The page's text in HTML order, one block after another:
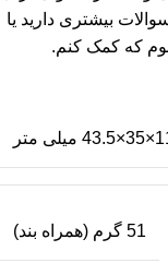
بیشتری دارید یا
که کمک کنم.
متر
51 گرم (همراه بند)